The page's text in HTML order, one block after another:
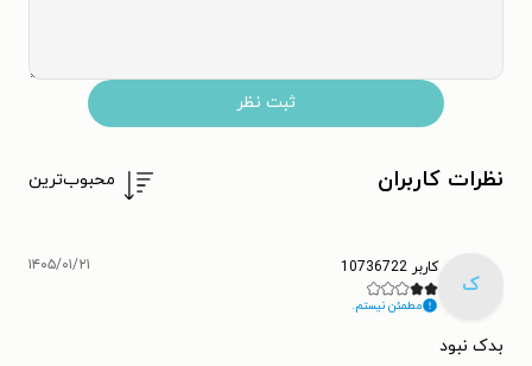
ثبت نظر
نظرات کاربران محبوب‌ترین
ک
کاربر 10736722
مطمئن نیستم.
۱۴۰۵/۰۱/۲۱
بدک نبود